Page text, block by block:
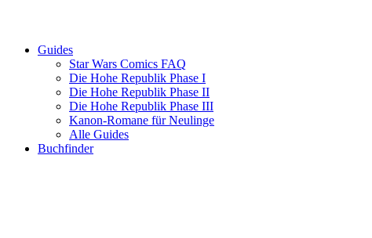
Guides
Star Wars Comics FAQ
Die Hohe Republik Phase I
Die Hohe Republik Phase II
Die Hohe Republik Phase III
Kanon-Romane für Neulinge
Alle Guides
Buchfinder